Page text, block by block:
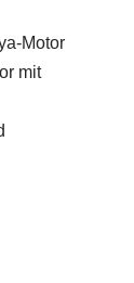
Motor
mit